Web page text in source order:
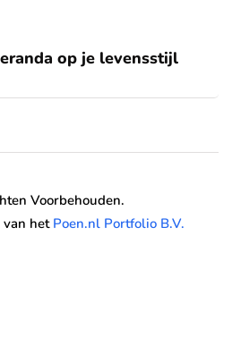
op je levensstijl
Voorbehouden.
van het Poen.nl Portfolio B.V.